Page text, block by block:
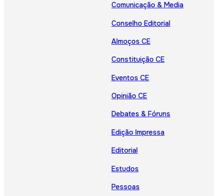
Comunicação & Media
Conselho Editorial
Almoços CE
Constituição CE
Eventos CE
Opinião CE
Debates & Fóruns
Edição Impressa
Editorial
Estudos
Pessoas